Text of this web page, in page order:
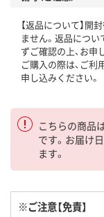
【返品について】開
ません。返品につい
ずご確認の上、お申
ご購入の際は、ご利
申し込みください。
こちらの商品
です。お届け
ます。
※ご注意【免責】